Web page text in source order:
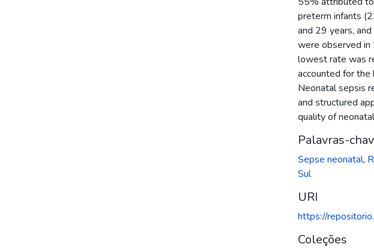
preterm infants
and 29 years,
were observed
lowest rate was
accounted for the
Neonatal sepsis
and structured
quality of
Palavras-
Sepse neonatal,
Sul
URI
https://
Coleções